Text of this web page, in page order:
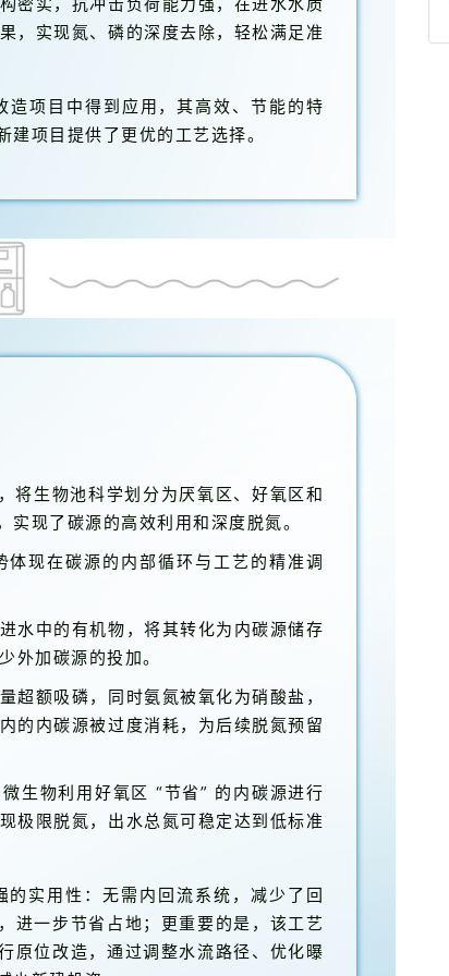
，实现氮、磷的深度去除，轻松满足准
项目中得到应用，其高效、节能的特
项目提供了更优的工艺选择。
将生物池科学划分为厌氧区、好氧区和
现了碳源的高效利用和深度脱氮。
现在碳源的内部循环与工艺的精准调
水中的有机物，将其转化为内碳源储存
外加碳源的投加。
超额吸磷，同时氨氮被氧化为硝酸盐，
的内碳源被过度消耗，为后续脱氮预留
生物利用好氧区 “节省” 的内碳源进行
极限脱氮，出水总氮可稳定达到低标准
实用性：无需内回流系统，减少了回
进一步节省占地；更重要的是，该工艺
原位改造，通过调整水流路径、优化曝